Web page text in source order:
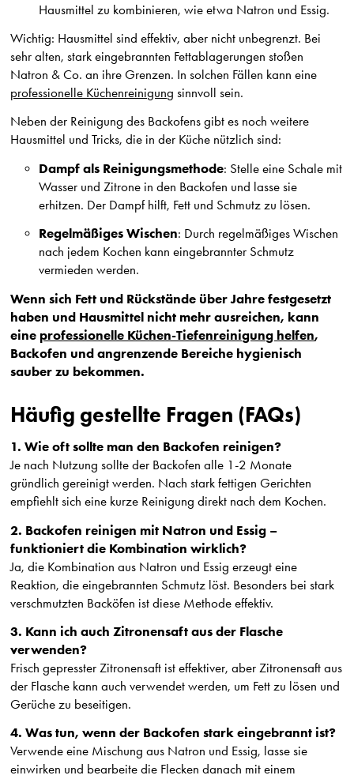
Hausmittel zu kombinieren, wie etwa Natron und Essig.
Wichtig: Hausmittel sind effektiv, aber nicht unbegrenzt. Bei
sehr alten, stark eingebrannten Fettablagerungen stoßen
Natron & Co. an ihre Grenzen. In solchen Fällen kann eine
professionelle Küchenreinigung sinnvoll sein.
Neben der Reinigung des Backofens gibt es noch weitere
Hausmittel und Tricks, die in der Küche nützlich sind:
Dampf als Reinigungsmethode: Stelle eine Schale mit
Wasser und Zitrone in den Backofen und lasse sie
erhitzen. Der Dampf hilft, Fett und Schmutz zu lösen.
Regelmäßiges Wischen: Durch regelmäßiges Wischen
nach jedem Kochen kann eingebrannter Schmutz
vermieden werden.
Wenn sich Fett und Rückstände über Jahre festgesetzt
haben und Hausmittel nicht mehr ausreichen, kann
eine professionelle Küchen-Tiefenreinigung helfen,
Backofen und angrenzende Bereiche hygienisch
sauber zu bekommen.
Häufig gestellte Fragen (FAQs)
1. Wie oft sollte man den Backofen reinigen?
Je nach Nutzung sollte der Backofen alle 1-2 Monate
gründlich gereinigt werden. Nach stark fettigen Gerichten
empfiehlt sich eine kurze Reinigung direkt nach dem Kochen.
2. Backofen reinigen mit Natron und Essig –
funktioniert die Kombination wirklich?
Ja, die Kombination aus Natron und Essig erzeugt eine
Reaktion, die eingebrannten Schmutz löst. Besonders bei stark
verschmutzten Backöfen ist diese Methode effektiv.
3. Kann ich auch Zitronensaft aus der Flasche
verwenden?
Frisch gepresster Zitronensaft ist effektiver, aber Zitronensaft aus
der Flasche kann auch verwendet werden, um Fett zu lösen und
Gerüche zu beseitigen.
4. Was tun, wenn der Backofen stark eingebrannt ist?
Verwende eine Mischung aus Natron und Essig, lasse sie
einwirken und bearbeite die Flecken danach mit einem